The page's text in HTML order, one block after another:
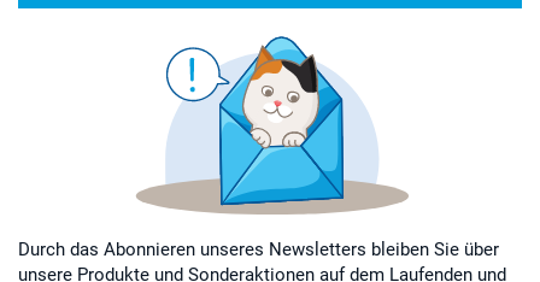
Durch das Abonnieren unseres Newsletters bleiben Sie über
unsere Produkte und Sonderaktionen auf dem Laufenden und